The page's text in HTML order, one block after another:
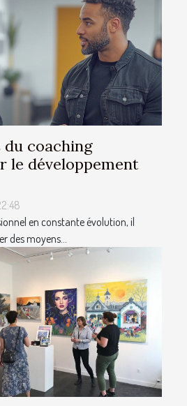
du coaching
le développement
en constante évolution, il
des moyens...